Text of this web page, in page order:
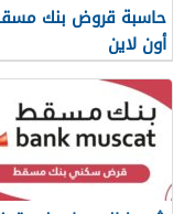
حاسبة قروض بنك
أون لاين